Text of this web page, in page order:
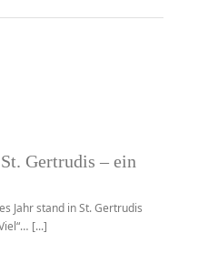
Gertrudis – ein
Jahr stand in St. Gertrudis
[...]